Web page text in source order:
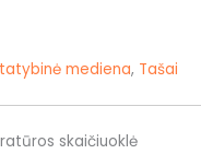
mediena, Tašai
skaičiuoklė